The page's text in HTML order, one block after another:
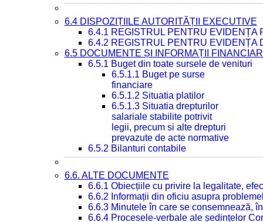
6.4 DISPOZIȚIILE AUTORITĂȚII EXECUTIVE
6.4.1 REGISTRUL PENTRU EVIDENȚA
6.4.2 REGISTRUL PENTRU EVIDENȚA
6.5 DOCUMENTE ȘI INFORMAȚII
6.5.1 Buget din toate sursele de venituri
6.5.1.1 Buget pe surse
financiare
6.5.1.2 Situatia platilor
6.5.1.3 Situatia drepturilor
salariale stabilite potrivit
legii, precum si alte drepturi
prevazute de acte normative
6.5.2 Bilanturi contabile
6.6. ALTE DOCUMENTE
6.6.1 Obiecțiile cu privire la legalitate,
6.6.2 Informații din oficiu asupra
6.6.3 Minutele în care se consemnează,
6.6.4 Procesele-verbale ale ședințelor